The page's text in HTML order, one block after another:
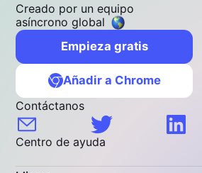
Creado por un equipo
asíncrono global
Empieza gratis
Añadir a Chrome
Contáctanos
Centro de ayuda